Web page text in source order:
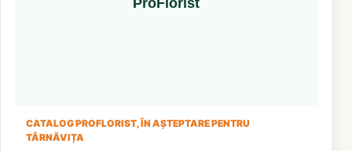
CATALOG PROFLORIST, ÎN AȘTEPTARE PENTRU
TÂRNĂVIȚA